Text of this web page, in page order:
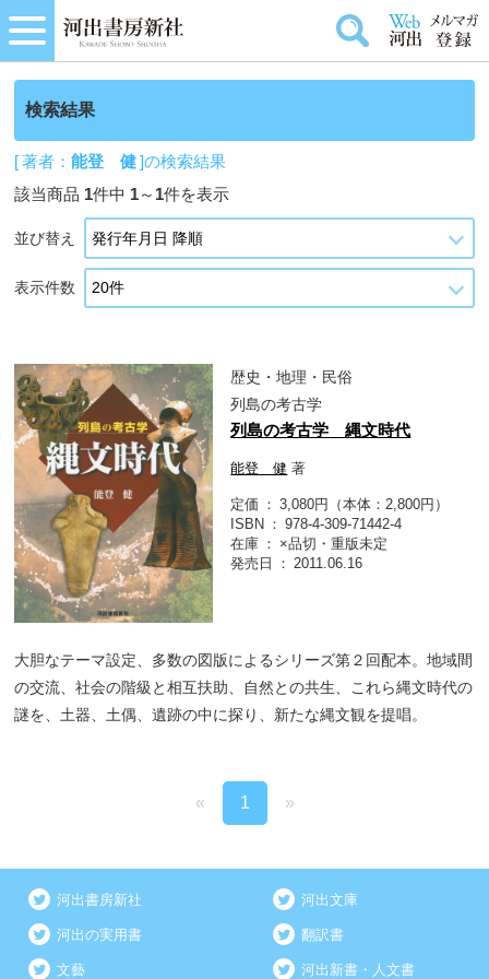
検索結果
[ 著者：能登 健]の検索結果
該当商品 1件中 1～ 1件を表示
並び替え
表示件数
歴史・地理・民俗
列島の考古学
列島の考古学 縄文時代
能登 健 著
定価
3,080円（本体：2,800円）
ISBN
978-4-309-71442-4
在庫
×品切・重版未定
発売日
2011.06.16
大胆なテーマ設定、多数の図版によるシリーズ第２回配本。地域間
の交流、社会の階級と相互扶助、自然との共生、これら縄文時代の
謎を、土器、土偶、遺跡の中に探り、新たな縄文観を提唱。
« 1 »
河出書房新社 河出文庫
河出の実用書 翻訳書
文藝 河出新書・人文書